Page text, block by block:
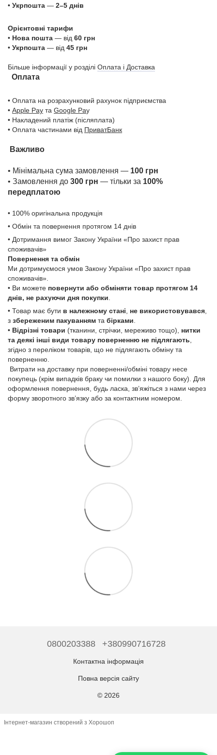
• Укрпошта — 2–5 днів
Орієнтовні тарифи
• Нова пошта — від 60 грн
• Укрпошта — від 45 грн
Більше інформації у розділі Оплата і Доставка
Оплата
• Оплата на розрахунковий рахунок підприємства
• Apple Pay та Google Pay
• Накладений платіж (післяплата)
• Оплата частинами від ПриватБанк
Важливо
• Мінімальна сума замовлення — 100 грн
• Замовлення до 300 грн — тільки за 100%
передплатою
• 100% оригінальна продукція
• Обмін та повернення протягом 14 днів
• Дотримання вимог Закону України «Про захист прав
споживачів»
Повернення та обмін
Ми дотримуємося умов Закону України «Про захист прав
споживачів».
• Ви можете повернути або обміняти товар протягом 14
днів, не рахуючи дня покупки
• Товар має бути в належному стані не використовувався
з збереженим пакуванням та бірками
• Відрізні товари (тканини, стрічки, мереживо тощо), нитки
та деякі інші види товару поверненню не підлягають
згідно з переліком товарів, що не підлягають обміну та
поверненню.
Витрати на доставку при поверненні/обміні товару несе
покупець (крім випадків браку чи помилки з нашого боку). Для
оформлення повернення, будь ласка, зв’яжіться з нами через
форму зворотного зв’язку або за контактним номером.
0800203388 +380990716728
Контактна інформація
Повна версія сайту
© 2026
Інтернет-магазин створений з Хорошоп